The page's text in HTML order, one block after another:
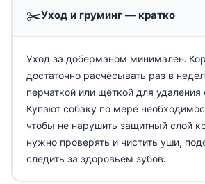
✂️Уход и груминг — кратко
Уход за доберманом минимален.
достаточно расчёсывать раз в
перчаткой или щёткой для
Купают собаку по мере
чтобы не нарушить защитный слой
нужно проверять и чистить уши,
следить за здоровьем зубов.